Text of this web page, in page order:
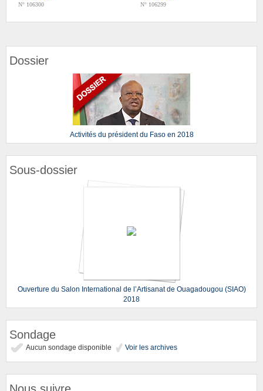
N° 106300
N° 106299
Dossier
Activités du président du Faso en 2018
Sous-dossier
Ouverture du Salon International de l’Artisanat de Ouagadougou (SIAO)
2018
Sondage
Aucun sondage disponible Voir les archives